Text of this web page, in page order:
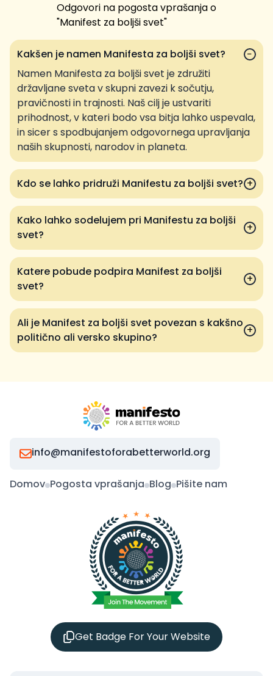
Odgovori na pogosta vprašanja o
"Manifest za boljši svet"
Kakšen je namen Manifesta za boljši svet?
−
Namen Manifesta za boljši svet je združiti
državljane sveta v skupni zavezi k sočutju,
pravičnosti in trajnosti. Naš cilj je ustvariti
prihodnost, v kateri bodo vsa bitja lahko uspevala,
in sicer s spodbujanjem odgovornega upravljanja
naših skupnosti, narodov in planeta.
Kdo se lahko pridruži Manifestu za boljši svet? +
Kako lahko sodelujem pri Manifestu za boljši
svet?
+
Katere pobude podpira Manifest za boljši
svet?
+
Ali je Manifest za boljši svet povezan s kakšno
politično ali versko skupino?
+
info@manifestoforabetterworld.org
Domov Pogosta vprašanja Blog Pišite nam
Get Badge For Your Website